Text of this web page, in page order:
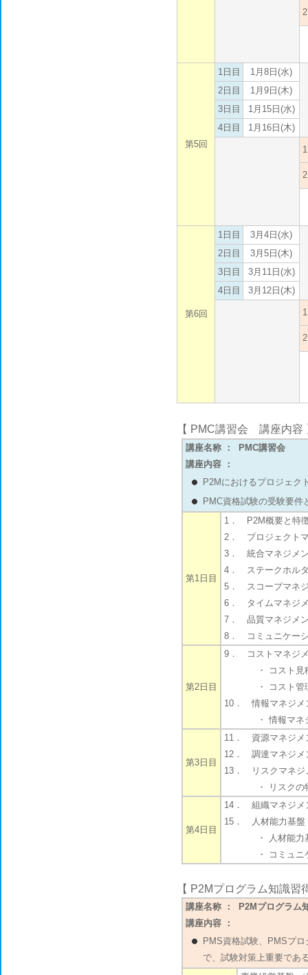
第5回
1日目
1月8日(水)
2日目
1月9日(木)
3日目
1月15日(水)
4日目
1月16日(木)
第6回
1日目
3月4日(水)
2日目
3月5日(木)
3日目
3月11日(水)
4日目
3月12日(木)
【 PMC講習会 講座内容
講座名称 ： PMC講習会
講座内容 ：
P2Mにおけるプロジェク
PMC資格試験の受験要件
第1日目
1． P2M概要と特
2． プロジェクト
3． 統合マネジメ
4． ステークホル
5． スコープマネ
6． タイムマネジ
7． 品質マネジメ
8． コミュニケー
第2日目
9． コストマネジ
・ コスト見積
・ コスト管
10． 情報マネジメ
・ 情報マネジ
第3日目
11． 資源マネジメ
12． 調達マネジメ
13． リスクマネジ
・ リスクの
第4日目
14． 組織マネジメ
15． 人材能力基盤
・ 人材能力
・ コミュニケー
【 P2Mプログラム知識
講座名称 ： P2Mプログラム
講座内容 ：
PMS資格試験、PMSプ
で、試験対策上重要であ